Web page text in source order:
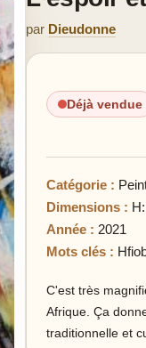
par Dieudonne
Déjà vendue
Catégorie :
Dimensions :
Année : 2021
Mots clés :
C'est très
Afrique. Ça
traditionnelle et